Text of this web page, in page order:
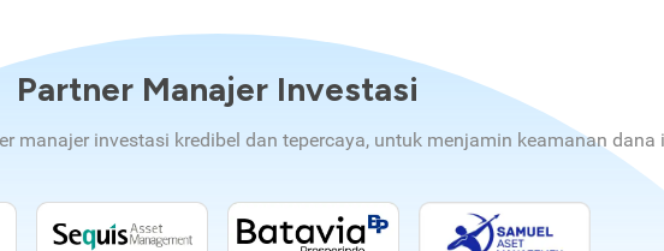
Partner Manajer Investasi
manajer investasi kredibel dan tepercaya, untuk menjamin keamanan dana